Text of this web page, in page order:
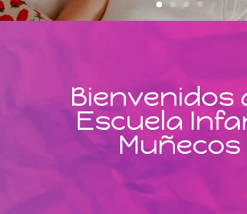
Bienvenidos
Escuela
Muñecos